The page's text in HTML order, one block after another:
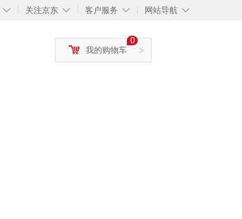
◇ ◇
关注京东 ◇
客户服务 ◇
网站导航
>
0
我的购物车